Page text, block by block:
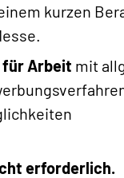
kurzen
für Arbeit mit
erforderlich.